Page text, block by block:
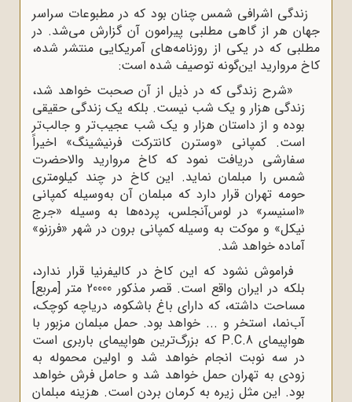
زندگی اشرافی شمس چنان بود که در مطبوعات سراسر
جهان هر از گاهی مطلبی پیرامون آن گزارش می‌شد. در
مطلبی که در یکی از روزنامه‌های آمریکایی منتشر شده،
کاخ مروارید این‌گونه توصیف شده است:
«شرح زندگی که در ذیل از آن صحبت خواهد شد،
زندگی هزار و یک شب نیست. بلکه یک زندگی حقیقی
بوده و از داستان هزار و یک شب عجیب‌تر و جالب‌تر
است. کمپانی «وسترن کانترکت فرنیشینگ» اخیراً
سفارشی دریافت نمود که کاخ مروارید والاحضرت
شمس را مبلمان نماید. این کاخ در چند کیلومتری
حومه تهران قرار دارد که مبلمان آن به‌وسیله کمپانی
«اسنیسر» در لوس‌آنجلس، پرده‌ها به وسیله «جرج
نیکل» و موکت به وسیله کمپانی برون در شهر «فرزنو»
آماده خواهد شد.
فراموش نشود که این کاخ در کالیفرنیا قرار ندارد،
بلکه در ایران واقع است. قصر مذکور 20000 متر [مربع]
مساحت داشته، که دارای باغ باشکوه، دریاچه کوچک،
آب‌نما‌، استخر و ... خواهد بود. حمل مبلمان مزبور با
هواپیمای P.C.8 که بزرگ‌ترین هواپیمای باربری است
در سه نوبت انجام خواهد شد و اولین محموله به
زودی به تهران حمل خواهد شد و حامل فرش خواهد
بود. این مثل زیره به کرمان بردن است. هزینه مبلمان